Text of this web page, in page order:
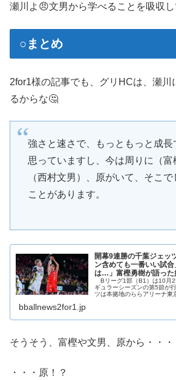
瀬川よ😠文男から学べることを吸収
○まとめ
2for1様の記事でも、グリHCは、瀬川
るからな🤔
強さと速さで、もっともっと成長
思っていますし、今は周りに（富
（西村文男）、原がいて、そこ
ことがあります。
開幕9連勝の千葉ジェッ
ン含めても一番いい試
は…」富樫勇樹が語った
Bリーグ1部（B1）は10月
ギュラーシーズンの第5節が
ツは本拠地のららアリーナ東
bballnews2for1.jp
そうそう、富樫や文男、原から・・・
・・・原！？